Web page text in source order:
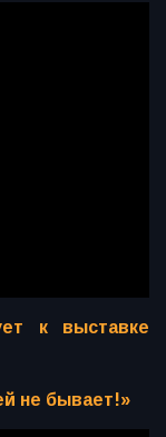
к выставке
не бывает!»